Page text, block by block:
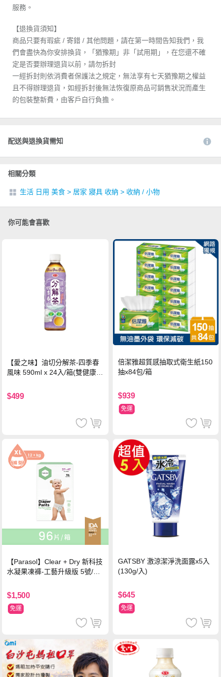
服務。
【退換貨須知】
商品只要有瑕疵 / 寄錯 / 其他問題，請在第一時間告知我們，我
們會盡快為你安排換貨，「猶豫期」非「試用期」，在您還不確
定是否要辦理退貨以前，請勿拆封
一經拆封則依消費者保護法之規定，無法享有七天猶豫期之權益
且不得辦理退貨，如經拆封後無法恢復原商品可銷售狀況而產生
的包裝整新費，由客戶自行負擔。
配送與退換貨需知
相關分類
生活 日用 美食 > 居家 寢具 收納 > 收納 / 小物
你可能會喜歡
【愛之味】油切分解茶-四季春
風味 590ml x 24入/箱(雙健康認
$499
倍潔雅超質感抽取式衛生紙150
抽x84包/箱
$939
免運
【Parasol】Clear + Dry 新科技
水凝果凍褲-工藝升級版 5號/XL
$1,500
免運
GATSBY 激涼潔淨洗面露x5入
(130g/入)
$645
免運